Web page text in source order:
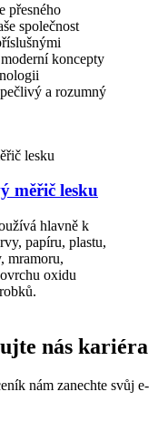
přesného
společnost
koncepty
a rozumný
měřič lesku
hlavně k
papíru, plastu,
mramoru,
oxidu
nás kariéra
nám zanechte svůj e-